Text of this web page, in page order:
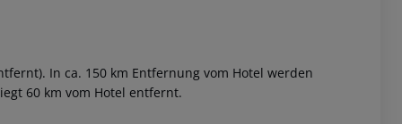
In ca. 150 km Entfernung vom Hotel werden
60 km vom Hotel entfernt.